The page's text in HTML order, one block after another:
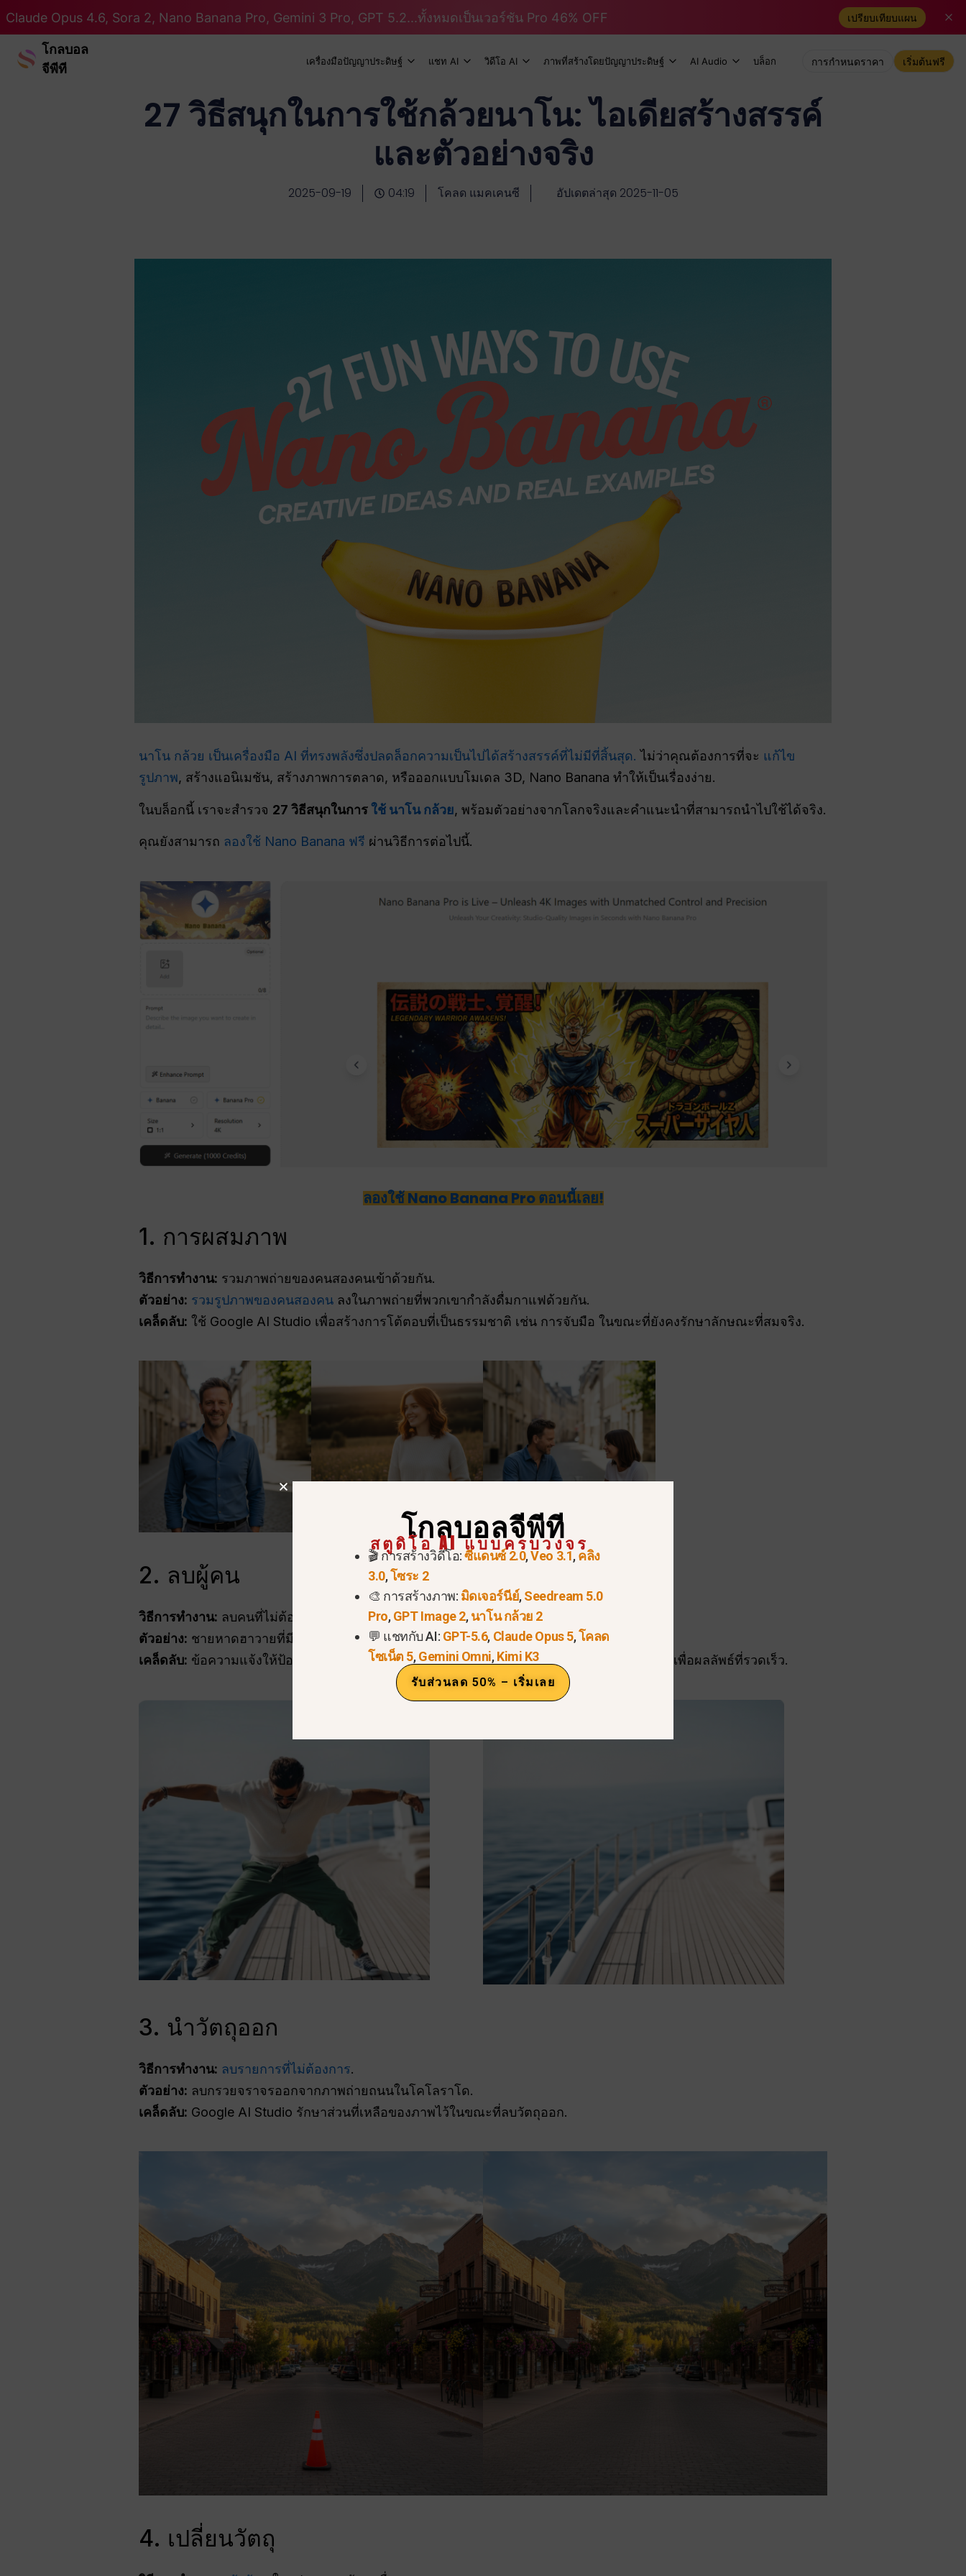
Claude Opus 4.6, Sora 2, Nano Banana Pro, Gemini 3 Pro, GPT 5.2...ทั้งหมดเป็นเวอร์ชัน Pro 46% OFF เปรียบเทียบแผน
โกลบอล
จีพีที
เครื่องมือปัญญาประดิษฐ์ แชท AI วิดีโอ AI ภาพที่สร้างโดยปัญญาประดิษฐ์ AI Audio บล็อก การกำหนดราคา เริ่มต้นฟรี
27 วิธีสนุกในการใช้กล้วยนาโน: ไอเดียสร้างสรรค์
และตัวอย่างจริง
2025-09-19 04:19 โคลด แมคเคนซี อัปเดตล่าสุด 2025-11-05
นาโน กล้วย เป็นเครื่องมือ AI ที่ทรงพลังซึ่งปลดล็อกความเป็นไปได้สร้างสรรค์ที่ไม่มีที่สิ้นสุด. ไม่ว่าคุณต้องการที่จะ แก้ไข
รูปภาพ, สร้างแอนิเมชัน, สร้างภาพการตลาด, หรือออกแบบโมเดล 3D, Nano Banana ทำให้เป็นเรื่องง่าย.
ในบล็อกนี้ เราจะสำรวจ 27 วิธีสนุกในการใช้ นาโน กล้วย, พร้อมตัวอย่างจากโลกจริงและคำแนะนำที่สามารถนำไปใช้ได้จริง.
คุณยังสามารถ ลองใช้ Nano Banana ฟรี ผ่านวิธีการต่อไปนี้.
ลองใช้ Nano Banana Pro ตอนนี้เลย!
1. การผสมภาพ
วิธีการทำงาน: รวมภาพถ่ายของคนสองคนเข้าด้วยกัน.
ตัวอย่าง: รวมรูปภาพของคนสองคน ลงในภาพถ่ายที่พวกเขากำลังดื่มกาแฟด้วยกัน.
เคล็ดลับ: ใช้ Google AI Studio เพื่อสร้างการโต้ตอบที่เป็นธรรมชาติ เช่น การจับมือ ในขณะที่ยังคงรักษาลักษณะที่สมจริง.
2. ลบผู้คน
วิธีการทำงาน: ลบคนที่ไม่ต้องการออกจากรูปภาพของคุณ.
ตัวอย่าง: ชายหาดฮาวายที่มีเต่าทะเล ไม่มีนักท่องเที่ยวในพื้นหลัง.
เคล็ดลับ: ข้อความแจ้งให้ป้อนข้อมูล เช่น “ นำคนทั้งหมดออกไปในพื้นหลัง” ใน Google AI Studio เพื่อผลลัพธ์ที่รวดเร็ว.
3. นำวัตถุออก
วิธีการทำงาน: ลบรายการที่ไม่ต้องการ.
ตัวอย่าง: ลบกรวยจราจรออกจากภาพถ่ายถนนในโคโลราโด.
เคล็ดลับ: Google AI Studio รักษาส่วนที่เหลือของภาพไว้ในขณะที่ลบวัตถุออก.
4. เปลี่ยนวัตถุ
โกลบอลจีพีที
สตูดิโอ AI แบบครบวงจร
🎬 การสร้างวิดีโอ:ซีแดนซ์ 2.0,Veo 3.1,คลิง
3.0,โซระ 2
🎨 การสร้างภาพ: มิดเจอร์นีย์,Seedream 5.0
Pro,GPT Image 2,นาโน กล้วย 2
💬 แชทกับ AI: GPT-5.6, Claude Opus 5,โคลด
โซเน็ต 5,Gemini Omni,Kimi K3
รับส่วนลด 50% – เริ่มเลย